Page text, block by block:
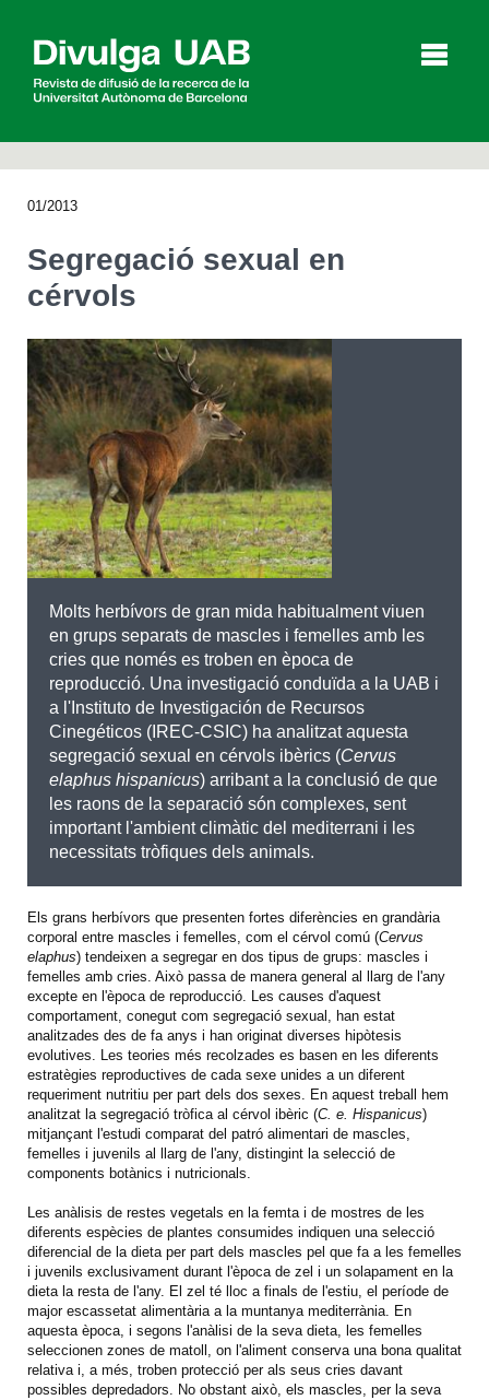
English Español
CERCAR
01/2013
Segregació sexual en
cérvols
Molts herbívors de gran mida habitualment viuen
en grups separats de mascles i femelles amb les
cries que només es troben en època de
reproducció. Una investigació conduïda a la UAB i
a l'Instituto de Investigación de Recursos
Cinegéticos (IREC-CSIC) ha analitzat aquesta
segregació sexual en cérvols ibèrics (Cervus
elaphus hispanicus) arribant a la conclusió de que
les raons de la separació són complexes, sent
important l'ambient climàtic del mediterrani i les
necessitats tròfiques dels animals.
Els grans herbívors que presenten fortes diferències en grandària
corporal entre mascles i femelles, com el cérvol comú (Cervus
elaphus) tendeixen a segregar en dos tipus de grups: mascles i
femelles amb cries. Això passa de manera general al llarg de l'any
excepte en l'època de reproducció. Les causes d'aquest
comportament, conegut com segregació sexual, han estat
analitzades des de fa anys i han originat diverses hipòtesis
evolutives. Les teories més recolzades es basen en les diferents
estratègies reproductives de cada sexe unides a un diferent
requeriment nutritiu per part dels dos sexes. En aquest treball hem
analitzat la segregació tròfica al cérvol ibèric (C. e. Hispanicus)
mitjançant l'estudi comparat del patró alimentari de mascles,
femelles i juvenils al llarg de l'any, distingint la selecció de
components botànics i nutricionals.
Les anàlisis de restes vegetals en la femta i de mostres de les
diferents espècies de plantes consumides indiquen una selecció
diferencial de la dieta per part dels mascles pel que fa a les femelles
i juvenils exclusivament durant l'època de zel i un solapament en la
dieta la resta de l'any. El zel té lloc a finals de l'estiu, el període de
major escassetat alimentària a la muntanya mediterrània. En
aquesta època, i segons l'anàlisi de la seva dieta, les femelles
seleccionen zones de matoll, on l'aliment conserva una bona qualitat
relativa i, a més, troben protecció per als seus cries davant
possibles depredadors. No obstant això, els mascles, per la seva